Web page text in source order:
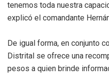
tenemos toda nuestra
explicó el comandante
De igual forma, en conjunto
Distrital se ofrece una
pesos a quien brinde